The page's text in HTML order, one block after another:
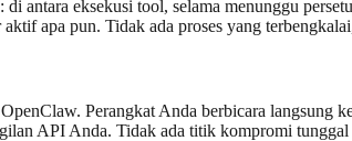
antara eksekusi tool, selama menunggu
apa pun. Tidak ada proses yang
Perangkat Anda berbicara
API Anda. Tidak ada titik kompromi